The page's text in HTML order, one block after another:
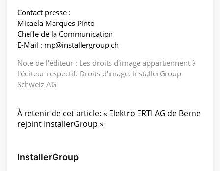
Contact presse :
Micaela Marques Pinto
Cheffe de la Communication
E-Mail : mp@installergroup.ch
Note de l'éditeur : Les droits d'image appartiennent à
l'éditeur respectif. Droits d'image: InstallerGroup
Schweiz AG
À retenir de cet article: « Elektro ERTI AG de Berne
rejoint InstallerGroup »
InstallerGroup